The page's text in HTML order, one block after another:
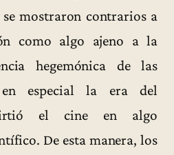
se mostraron contrarios a
como algo ajeno a la
hegemónica de las
en especial la era del
el cine en algo
De esta manera, los